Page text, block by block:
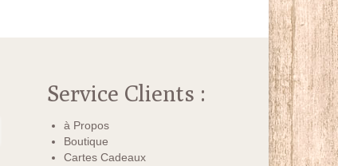
Service Clients :
à Propos
Boutique
Cartes Cadeaux